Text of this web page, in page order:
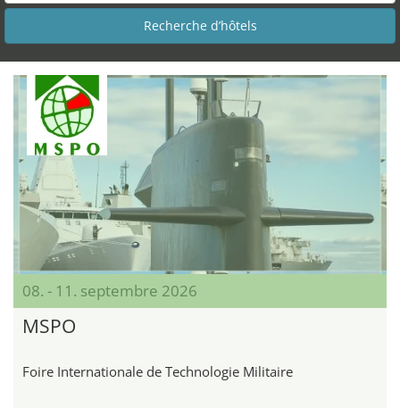
08. - 11. septembre 2026
MSPO
Foire Internationale de Technologie Militaire